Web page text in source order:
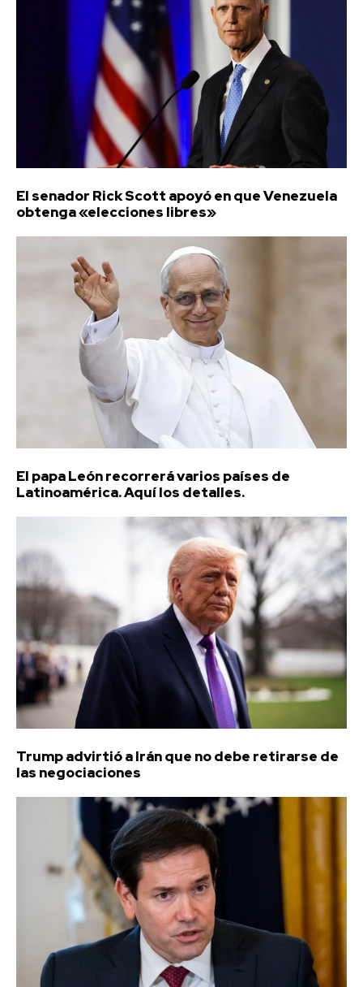
El senador Rick Scott apoyó en que Venezuela
obtenga «elecciones libres»
El papa León recorrerá varios países de
Latinoamérica. Aquí los detalles.
Trump advirtió a Irán que no debe retirarse de
las negociaciones